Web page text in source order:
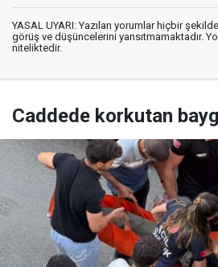
YASAL UYARI: Yazılan yorumlar hiçbir
görüş ve düşüncelerini yansıtmamaktadır.
niteliktedir.
Caddede korkutan